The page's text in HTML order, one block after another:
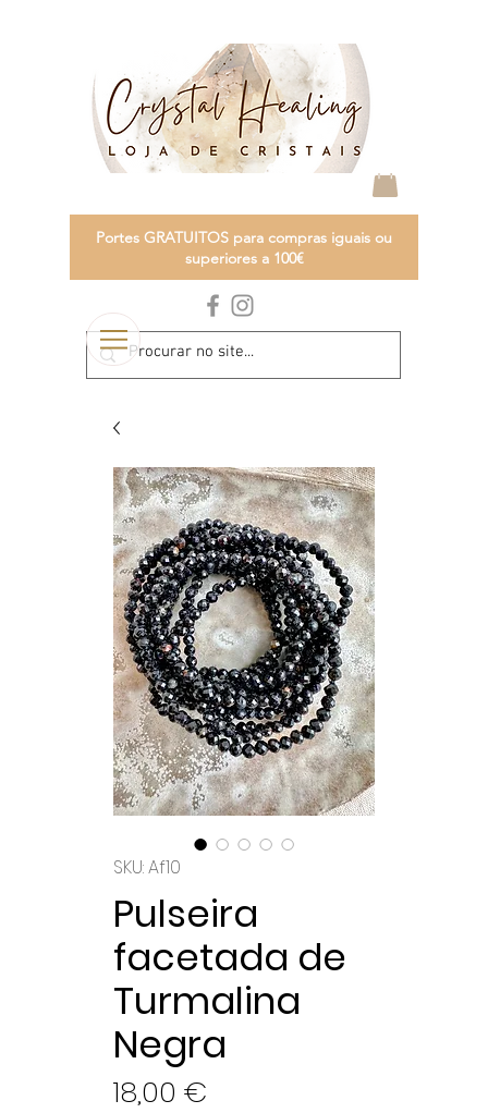
Portes GRATUITOS para compras iguais ou
superiores a 100€
SKU: Af10
Pulseira
facetada de
Turmalina
Negra
18,00 €